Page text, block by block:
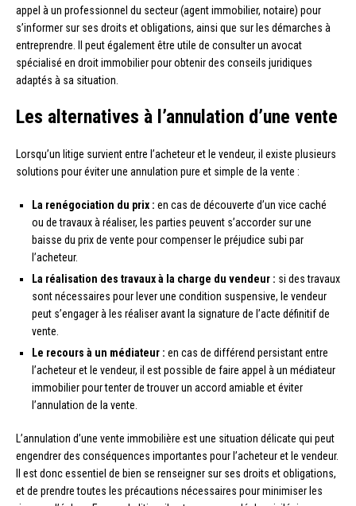
appel à un professionnel du secteur (agent immobilier, notaire) pour
s’informer sur ses droits et obligations, ainsi que sur les démarches à
entreprendre. Il peut également être utile de consulter un avocat
spécialisé en droit immobilier pour obtenir des conseils juridiques
adaptés à sa situation.
Les alternatives à l’annulation d’une vente
Lorsqu’un litige survient entre l’acheteur et le vendeur, il existe plusieurs
solutions pour éviter une annulation pure et simple de la vente :
La renégociation du prix : en cas de découverte d’un vice caché
ou de travaux à réaliser, les parties peuvent s’accorder sur une
baisse du prix de vente pour compenser le préjudice subi par
l’acheteur.
La réalisation des travaux à la charge du vendeur : si des travaux
sont nécessaires pour lever une condition suspensive, le vendeur
peut s’engager à les réaliser avant la signature de l’acte définitif de
vente.
Le recours à un médiateur : en cas de différend persistant entre
l’acheteur et le vendeur, il est possible de faire appel à un médiateur
immobilier pour tenter de trouver un accord amiable et éviter
l’annulation de la vente.
L’annulation d’une vente immobilière est une situation délicate qui peut
engendrer des conséquences importantes pour l’acheteur et le vendeur.
Il est donc essentiel de bien se renseigner sur ses droits et obligations,
et de prendre toutes les précautions nécessaires pour minimiser les